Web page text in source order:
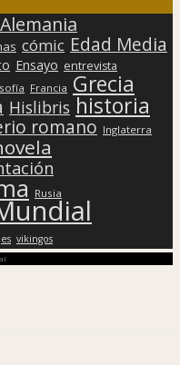
Alemania
cómic Edad Media
Ensayo entrevista
Francia Grecia
Hislibris historia
romano Inglaterra
Rusia
vikingos